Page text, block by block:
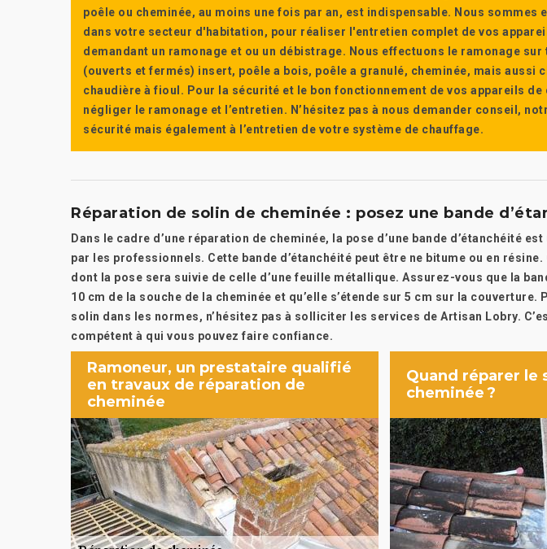
poêle ou cheminée, au moins une fois par an, est indispensable. Nous sommes
dans votre secteur d'habitation, pour réaliser l'entretien complet de vos
demandant un ramonage et ou un débistrage. Nous effectuons le ramonage sur
(ouverts et fermés) insert, poêle a bois, poêle a granulé, cheminée, mais aussi
chaudière à fioul. Pour la sécurité et le bon fonctionnement de vos appareils de
négliger le ramonage et l’entretien. N’hésitez pas à nous demander conseil,
sécurité mais également à l’entretien de votre système de chauffage.
Réparation de solin de cheminée : posez une bande
Dans le cadre d’une réparation de cheminée, la pose d’une bande d’étanchéité
par les professionnels. Cette bande d’étanchéité peut être ne bitume ou en résine.
dont la pose sera suivie de celle d’une feuille métallique. Assurez-vous que la
10 cm de la souche de la cheminée et qu’elle s’étende sur 5 cm sur la couverture.
solin dans les normes, n’hésitez pas à solliciter les services de Artisan Lobry.
compétent à qui vous pouvez faire confiance.
Ramoneur, un prestataire qualifié
en travaux de réparation de
cheminée
Quand réparer le
cheminée ?